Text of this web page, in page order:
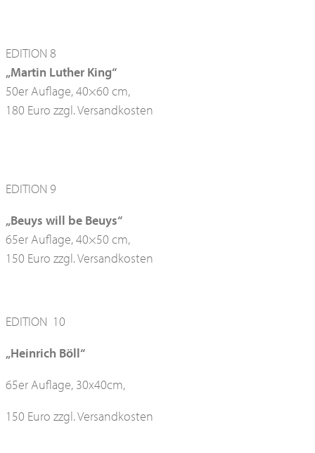
EDITION 8
„Martin Luther King“
50er Auflage, 40×60 cm,
180 Euro zzgl. Versandkosten
EDITION 9
„Beuys will be Beuys“
65er Auflage, 40×50 cm,
150 Euro zzgl. Versandkosten
EDITION 10
„Heinrich Böll“
65er Auflage, 30x40cm,
150 Euro zzgl. Versandkosten